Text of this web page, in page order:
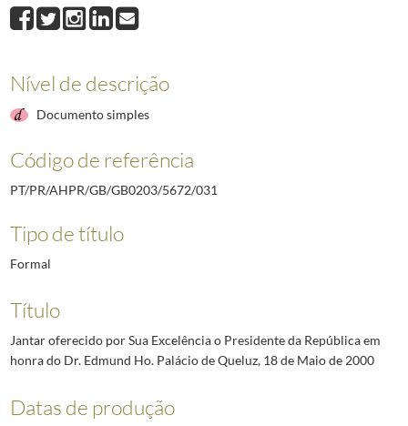
031 Jantar oferecido por Sua Excelência o Presidente da República em
032 Almoço oferecido por Sua Excelência o Presidente da República ao
Ementa de almoço oferecido pelo Presidente da República ao
Ementa de almoço oferecido pelo Presidente da República ao Dr. Luis
036 Almoço oferecido pelo Presidente da República ao líder do Partido
044 Almoço no Palácio de Belém oferecido por Sua Excelência o Presidente
Nível de descrição
Documento simples
Código de referência
PT/PR/AHPR/GB/GB0203/5672/031
Tipo de título
Formal
Título
Jantar oferecido por Sua Excelência o Presidente da República em
honra do Dr. Edmund Ho. Palácio de Queluz, 18 de Maio de 2000
Datas de produção